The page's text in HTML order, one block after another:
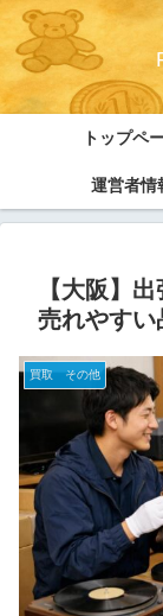
トップペ
運営者情
【大阪】
売れやすい
買取 その他